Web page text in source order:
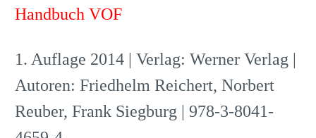
Handbuch VOF
1. Auflage 2014 | Verlag: Werner Verlag |
Autoren: Friedhelm Reichert, Norbert
Reuber, Frank Siegburg | 978-3-8041-